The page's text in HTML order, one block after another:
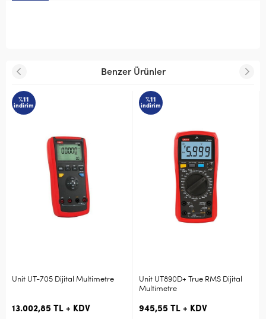
Benzer Ürünler
Multimetre
+ KDV
Unit UT890D+ True RMS Dijital
945,55 TL + KDV
Unit UT-33C+
591,02 TL +